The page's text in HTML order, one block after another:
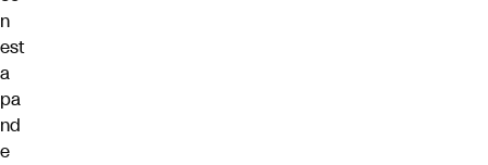
n
est
a
pa
nd
e